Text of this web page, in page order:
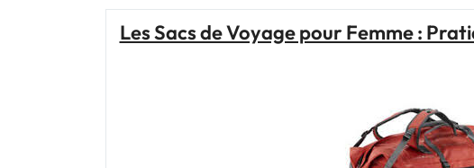
Les Sacs de Voyage pour Femme :